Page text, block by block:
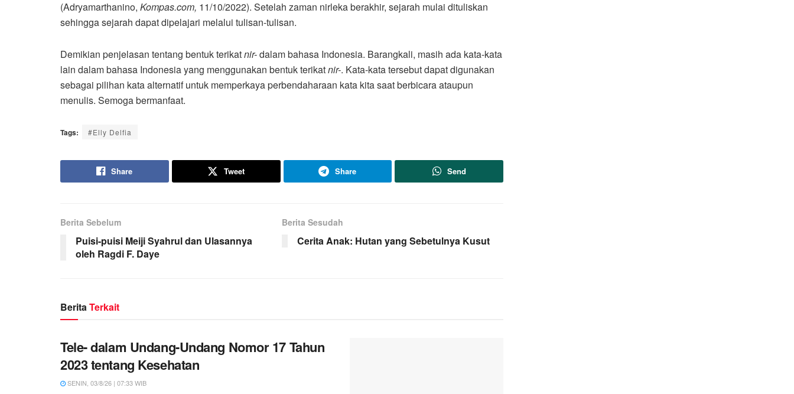
(Adryamarthanino, Kompas.com, 11/10/2022). Setelah zaman nirleka berakhir, sejarah mulai dituliskan
sehingga sejarah dapat dipelajari melalui tulisan-tulisan.
Demikian penjelasan tentang bentuk terikatnir-dalam bahasa Indonesia. Barangkali, masih ada kata-kata
lain dalam bahasa Indonesia yang menggunakan bentuk terikatnir-. Kata-kata tersebut dapat digunakan
sebagai pilihan kata alternatif untuk memperkaya perbendaharaan kata kita saat berbicara ataupun
menulis. Semoga bermanfaat.
Tags: #Elly Delfia
Share Tweet Share Send
Berita Sebelum
Puisi-puisi Meiji Syahrul dan Ulasannya
oleh Ragdi F. Daye
Berita Sesudah
Cerita Anak: Hutan yang Sebetulnya Kusut
BeritaTerkait
Tele- dalam Undang-Undang Nomor 17 Tahun
2023 tentang Kesehatan
SENIN, 03/8/26 | 07:33 WIB